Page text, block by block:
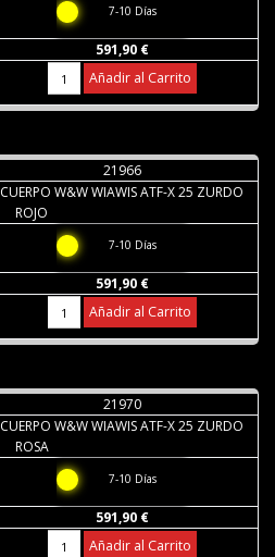
7-10 Días
591,90 €
Añadir al Carrito
21966
CUERPO W&W WIAWIS ATF-X 25 ZURDO
ROJO
7-10 Días
591,90 €
Añadir al Carrito
21970
CUERPO W&W WIAWIS ATF-X 25 ZURDO
ROSA
7-10 Días
591,90 €
Añadir al Carrito